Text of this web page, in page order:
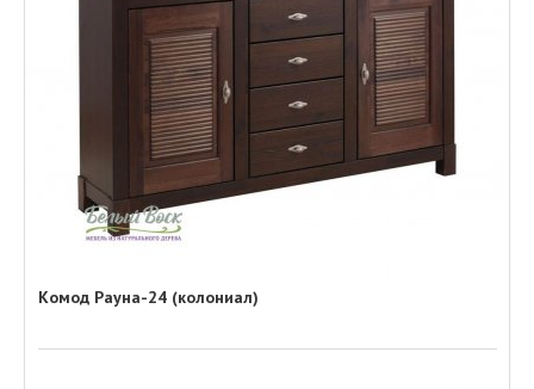
Комод Рауна-24 (колониал)